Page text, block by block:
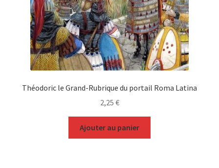
Théodoric le Grand-Rubrique du portail Roma Latina
2,25 €
Ajouter au panier